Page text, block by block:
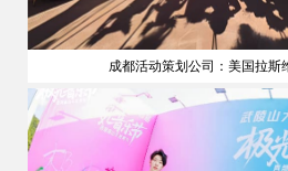
成都活动策划公司：美国拉斯